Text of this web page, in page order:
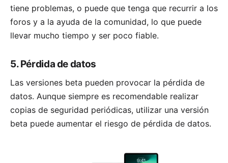
tiene problemas, o puede que tenga que recurrir a los
foros y a la ayuda de la comunidad, lo que puede
llevar mucho tiempo y ser poco fiable.
5. Pérdida de datos
Las versiones beta pueden provocar la pérdida de
datos. Aunque siempre es recomendable realizar
copias de seguridad periódicas, utilizar una versión
beta puede aumentar el riesgo de pérdida de datos.